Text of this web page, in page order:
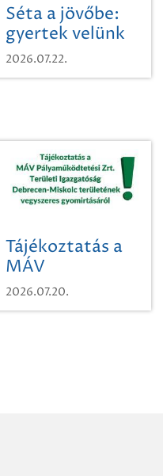
Séta a jövőbe:
gyertek velünk
egy városi
időutazásra!
2026.07.22.
Tájékoztatás a
MÁV
Pályaműködtetési
Zrt. Területi
2026.07.20.